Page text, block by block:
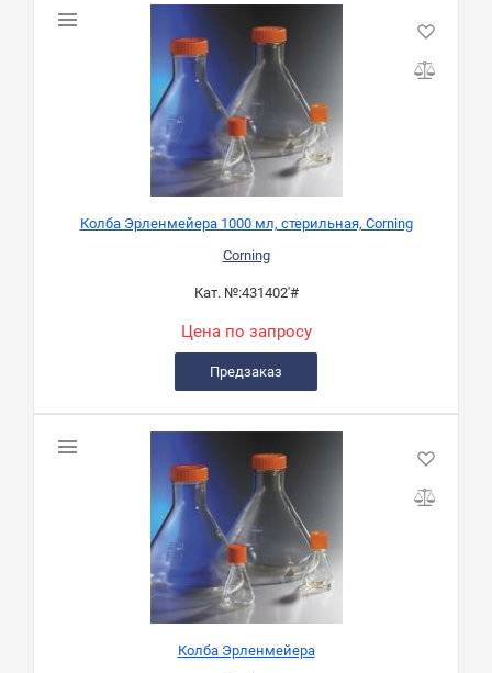
Колба Эрленмейера 1000 мл, стерильная, Corning
Corning
Кат. №:431402'#
Цена по запросу
Предзаказ
Колба Эрленмейера